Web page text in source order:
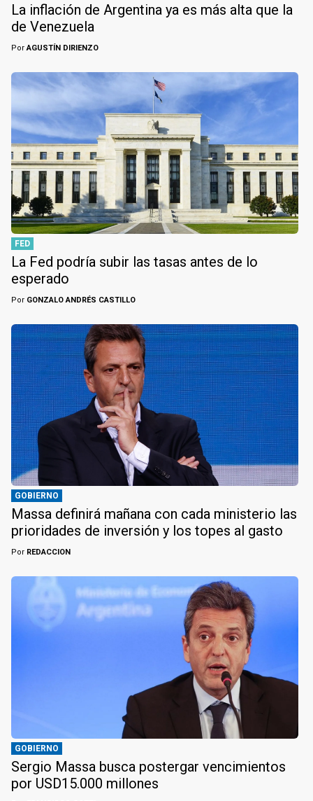
La inflación de Argentina ya es más alta que la
de Venezuela
PorAGUSTÍN DIRIENZO
FED
La Fed podría subir las tasas antes de lo
esperado
Por GONZALO ANDRÉS CASTILLO
GOBIERNO
Massa definirá mañana con cada ministerio las
prioridades de inversión y los topes al gasto
Por REDACCION
GOBIERNO
Sergio Massa busca postergar vencimientos
por USD15.000 millones